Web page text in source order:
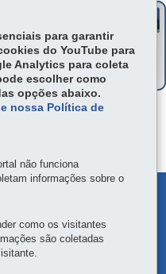
identificados e
para garantir
do YouTube para
Analytics para coleta
escolher como
opções abaixo.
nossa Política de
não funciona
informações sobre o
como os visitantes
são coletadas